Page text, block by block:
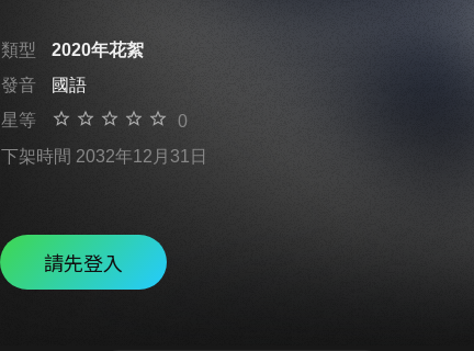
類型
2020年花絮
發音
國語
星等
0
下架時間 2032年12月31日
請先登入